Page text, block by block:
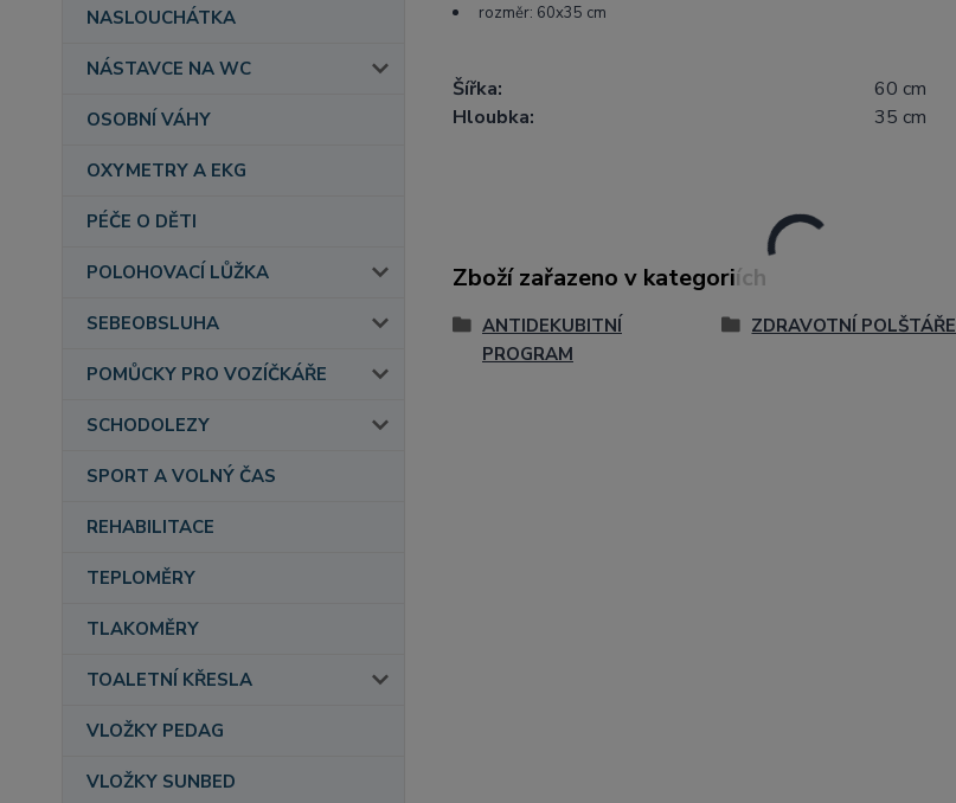
NASLOUCHÁTKA
NÁSTAVCE NA WC
OSOBNÍ VÁHY
OXYMETRY A EKG
PÉČE O DĚTI
POLOHOVACÍ LŮŽKA
SEBEOBSLUHA
POMŮCKY PRO VOZÍČKÁŘE
SCHODOLEZY
SPORT A VOLNÝ ČAS
REHABILITACE
TEPLOMĚRY
TLAKOMĚRY
TOALETNÍ KŘESLA
VLOŽKY PEDAG
VLOŽKY SUNBED
rozměr: 60x35 cm
Šířka:
60 cm
Hloubka:
35 cm
Zboží zařazeno v kategoriích
ANTIDEKUBITNÍ
PROGRAM
ZDRAVOTNÍ POLŠTÁŘE